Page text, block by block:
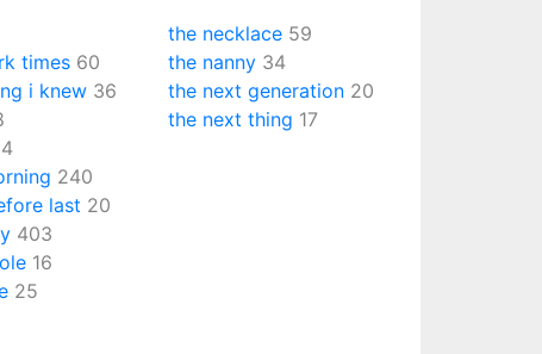
times 60
i knew 36
240
last 20
403
16
25
the necklace 59
the nanny 34
the next generation 20
the next thing 17